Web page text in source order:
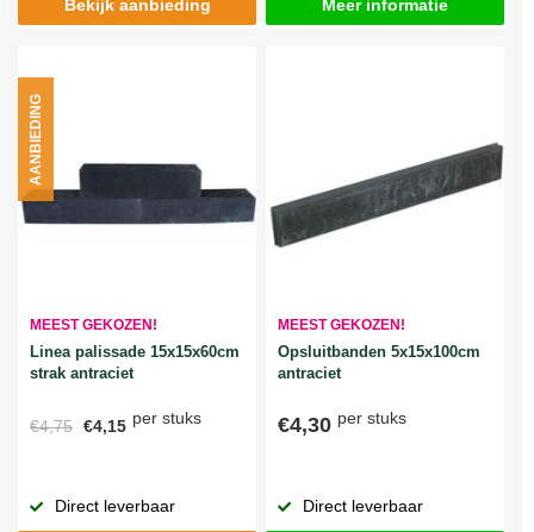
Bekijk aanbieding Meer informatie
MEEST GEKOZEN!
Linea palissade 15x15x60cm
strak antraciet
€4,75 €4,15 per stuks
AANBIEDING
Direct leverbaar
MEEST GEKOZEN!
Opsluitbanden 5x15x100cm
antraciet
€4,30 per stuks
Direct leverbaar